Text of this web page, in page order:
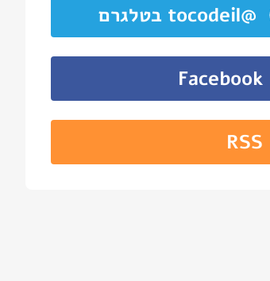
@tocodeil בטלגרם
Facebook
RSS